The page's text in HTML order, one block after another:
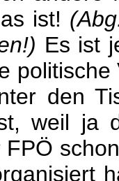
ist!
Es ist
den
weil ja